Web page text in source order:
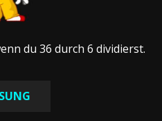
du 36 durch 6 dividierst.